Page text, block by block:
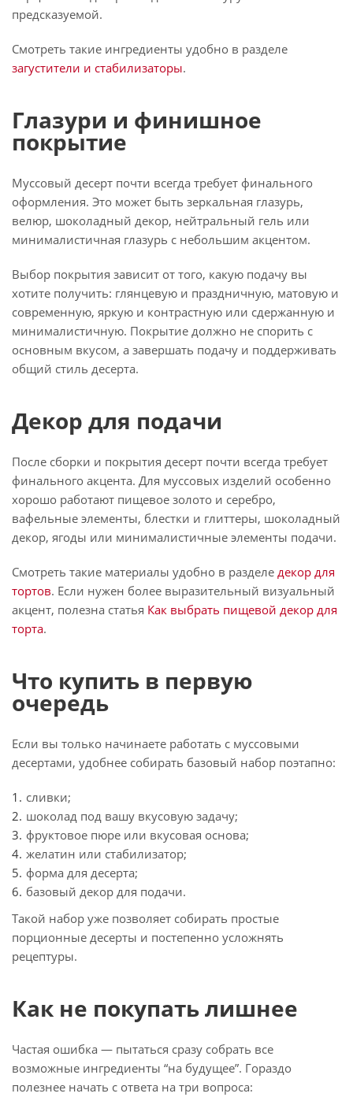
предсказуемой.
Смотреть такие ингредиенты удобно в разделе
загустители и стабилизаторы.
Глазури и финишное
покрытие
Муссовый десерт почти всегда требует финального
оформления. Это может быть зеркальная глазурь,
велюр, шоколадный декор, нейтральный гель или
минималистичная глазурь с небольшим акцентом.
Выбор покрытия зависит от того, какую подачу вы
хотите получить: глянцевую и праздничную, матовую и
современную, яркую и контрастную или сдержанную и
минималистичную. Покрытие должно не спорить с
основным вкусом, а завершать подачу и поддерживать
общий стиль десерта.
Декор для подачи
После сборки и покрытия десерт почти всегда требует
финального акцента. Для муссовых изделий особенно
хорошо работают пищевое золото и серебро,
вафельные элементы, блестки и глиттеры, шоколадный
декор, ягоды или минималистичные элементы подачи.
Смотреть такие материалы удобно в разделе декор для
тортов. Если нужен более выразительный визуальный
акцент, полезна статья Как выбрать пищевой декор для
торта.
Что купить в первую
очередь
Если вы только начинаете работать с муссовыми
десертами, удобнее собирать базовый набор поэтапно:
сливки;
шоколад под вашу вкусовую задачу;
фруктовое пюре или вкусовая основа;
желатин или стабилизатор;
форма для десерта;
базовый декор для подачи.
Такой набор уже позволяет собирать простые
порционные десерты и постепенно усложнять
рецептуры.
Как не покупать лишнее
Частая ошибка — пытаться сразу собрать все
возможные ингредиенты “на будущее”. Гораздо
полезнее начать с ответа на три вопроса: